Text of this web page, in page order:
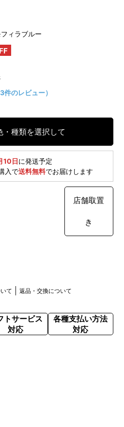
ィラブルー
3件のレビュー）
・種類を選択して
10日に発送予定
入で送料無料でお届けします
店舗取置
き
て 返品・交換について
トサービス
対応
各種支払い方法
対応